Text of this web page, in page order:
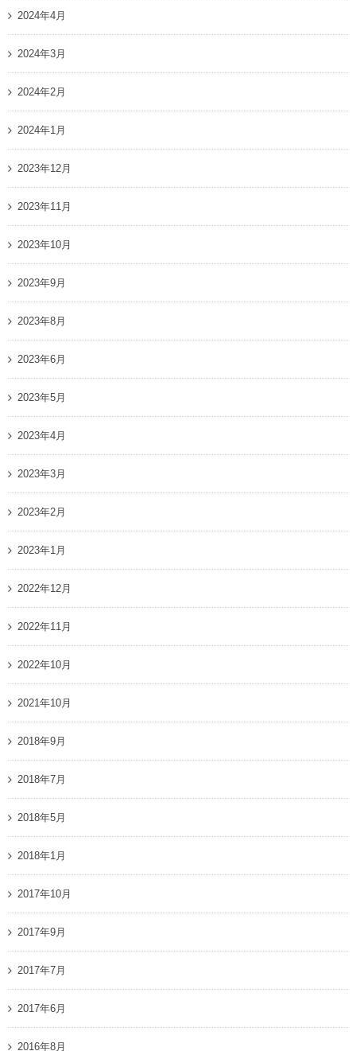
2024年4月
2024年3月
2024年2月
2024年1月
2023年12月
2023年11月
2023年10月
2023年9月
2023年8月
2023年6月
2023年5月
2023年4月
2023年3月
2023年2月
2023年1月
2022年12月
2022年11月
2022年10月
2021年10月
2018年9月
2018年7月
2018年5月
2018年1月
2017年10月
2017年9月
2017年7月
2017年6月
2016年8月